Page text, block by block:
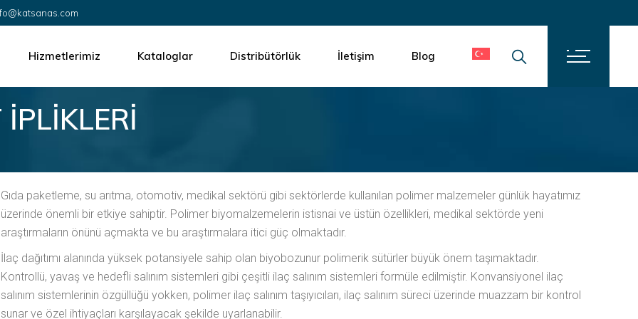
Cerrahi
Hizmetlerimiz
OEM Üretimi
Montaj ve Paketleme
Performans Test Düzeneği Tasarımı
Kalite Belgelendirme
Pazarlama Hizmetleri
Fabrika Kurulumu Danışmanlık Hizmeti
Kataloglar Distribütörlük İletişim Blog
İplikleri
Cerrahi
OEM Üretimi
Ürün Tasarımı
Montaj ve Paketleme
Performans Test Düzeneği Tasarımı
Pazarlama Hizmetleri
Fabrika Kurulumu Danışmanlık Hizmeti
İletişim
Kariyer
Gıda paketleme, su arıtma, otomotiv, medikal sektörü gibi sektörlerde kullanılan polimer malzemeler günlük hayatımız
üzerinde önemli bir etkiye sahiptir. Polimer biyomalzemelerin istisnai ve üstün özellikleri, medikal sektörde yeni
araştırmaların önünü açmakta ve bu araştırmalara itici güç olmaktadır.
İlaç dağıtımı alanında yüksek potansiyele sahip olan biyobozunur polimerik sütürler büyük önem taşımaktadır.
Kontrollü, yavaş ve hedefli salınım sistemleri gibi çeşitli ilaç salınım sistemleri formüle edilmiştir. Konvansiyonel ilaç
salınım sistemlerinin özgüllüğü yokken, polimer ilaç salınım taşıyıcıları, ilaç salınım süreci üzerinde muazzam bir kontrol
sunar ve özel ihtiyaçları karşılayacak şekilde uyarlanabilir.